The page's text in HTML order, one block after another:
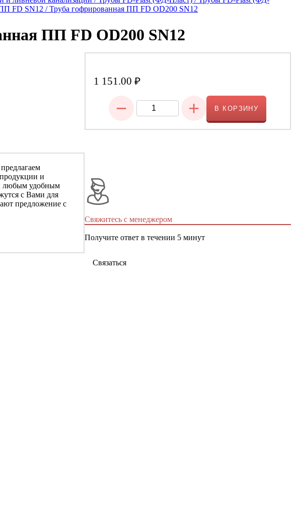
FD SN12 /Труба гофрированная ПП FD OD200 SN12
ПП FD OD200 SN12
и
любым удобным
с Вами для
предложение с
1 151.00 ₽
− + В КОРЗИНУ
Свяжитесь с менеджером
Получите ответ в течении 5 минут
Связаться